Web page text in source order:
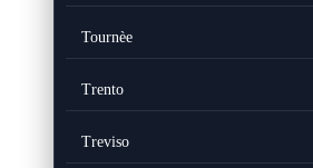
Tournèe
Trento
Treviso